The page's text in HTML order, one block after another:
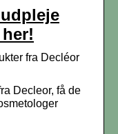
fra Decléor
Decleor, få de